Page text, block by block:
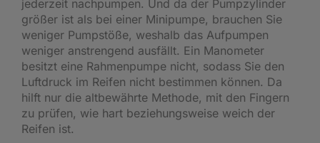
jederzeit nachpumpen. Und da der Pumpzylinder
größer ist als bei einer Minipumpe, brauchen Sie
weniger Pumpstöße, weshalb das Aufpumpen
weniger anstrengend ausfällt. Ein Manometer
besitzt eine Rahmenpumpe nicht, sodass Sie den
Luftdruck im Reifen nicht bestimmen können. Da
hilft nur die altbewährte Methode, mit den Fingern
zu prüfen, wie hart beziehungsweise weich der
Reifen ist.